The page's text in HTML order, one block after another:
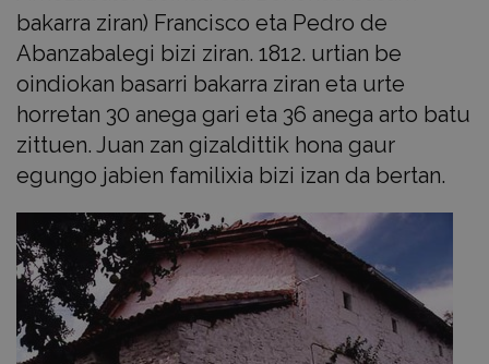
bakarra ziran) Francisco eta Pedro de
Abanzabalegi bizi ziran. 1812. urtian be
oindiokan basarri bakarra ziran eta urte
horretan 30 anega gari eta 36 anega arto batu
zittuen. Juan zan gizaldittik hona gaur
egungo jabien familixia bizi izan da bertan.